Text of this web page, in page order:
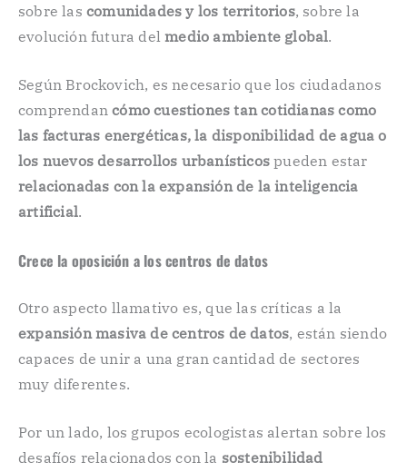
sobre las comunidades y los territorios, sobre la
evolución futura delmedio ambiente global.
Según Brockovich, es necesario que los ciudadanos
comprendancómo cuestiones tan cotidianas como
las facturas energéticas, la disponibilidad de agua o
los nuevos desarrollos urbanísticos pueden estar
relacionadas con la expansión de la inteligencia
artificial.
Crece la oposición a los centros de datos
Otro aspecto llamativo es, que las críticas a la
expansión masiva de centros de datos, están siendo
capaces de unir a una gran cantidad de sectores
muy diferentes.
Por un lado, los grupos ecologistas alertan sobre los
desafíos relacionados con la sostenibilidad